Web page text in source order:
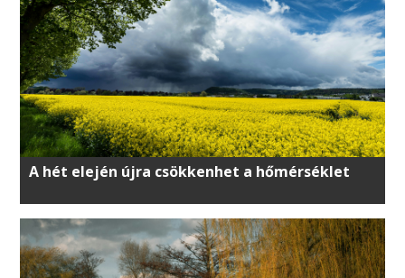
A hét elején újra csökkenhet a hőmérséklet